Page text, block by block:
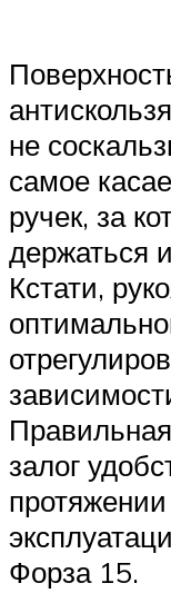
не
самое
ручек, за
держаться
Кстати,
залог
Форза 15.